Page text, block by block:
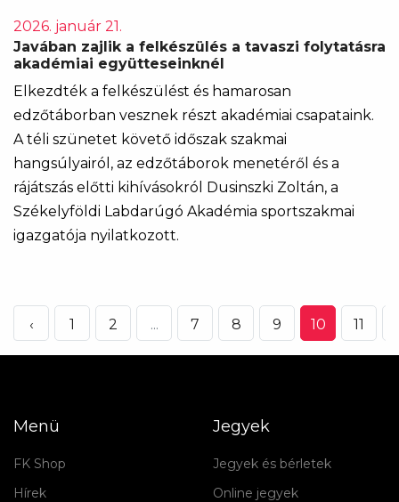
2026. január 21.
Javában zajlik a felkészülés a tavaszi folytatásra
akadémiai együtteseinknél
Elkezdték a felkészülést és hamarosan
edzőtáborban vesznek részt akadémiai csapataink.
A téli szünetet követő időszak szakmai
hangsúlyairól, az edzőtáborok menetéről és a
rájátszás előtti kihívásokról Dusinszki Zoltán, a
Székelyföldi Labdarúgó Akadémia sportszakmai
igazgatója nyilatkozott.
‹ 1 2 ... 7 8 9 10 11
Menü
FK Shop
Hírek
Jegyek
Jegyek és bérletek
Online jegyek